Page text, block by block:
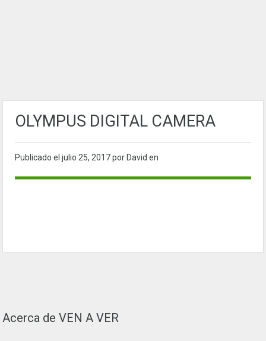
OLYMPUS DIGITAL CAMERA
Publicado el julio 25, 2017por David en
Acerca de VEN A VER